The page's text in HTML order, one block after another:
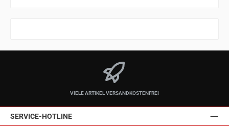
VIELE ARTIKEL VERSANDKOSTENFREI
SERVICE-HOTLINE